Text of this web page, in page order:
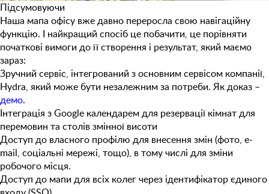
Підсумовуючи
Наша мапа офісу вже давно переросла свою навігаційну
функцію. І найкращий спосіб це побачити, це порівняти
початкові вимоги до її створення і результат, який маємо
зараз:
Зручний сервіс, інтегрований з основним сервісом компанії,
Hydra, який може бути незалежним за потреби. Як доказ –
демо.
Інтеграція з Google календарем для резервації кімнат для
перемовин та столів змінної висоти
Доступ до власного профілю для внесення змін (фото, e-
mail, соціальні мережі, тощо), в тому числі для зміни
робочого місця.
Доступ до мапи для всіх колег через ідентифікатор єдиного